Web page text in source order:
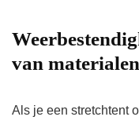
van materialen
Als je een stretchtent